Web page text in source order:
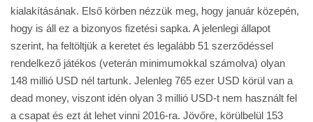
kialakításának. Első körben nézzük meg, hogy január közepén,
hogy is áll ez a bizonyos fizetési sapka. A jelenlegi állapot
szerint, ha feltöltjük a keretet és legalább 51 szerződéssel
rendelkező játékos (veterán minimumokkal számolva) olyan
148 millió USD nél tartunk. Jelenleg 765 ezer USD körül van a
dead money, viszont idén olyan 3 millió USD-t nem használt fel
a csapat és ezt át lehet vinni 2016-ra. Jövőre, körülbelül 153